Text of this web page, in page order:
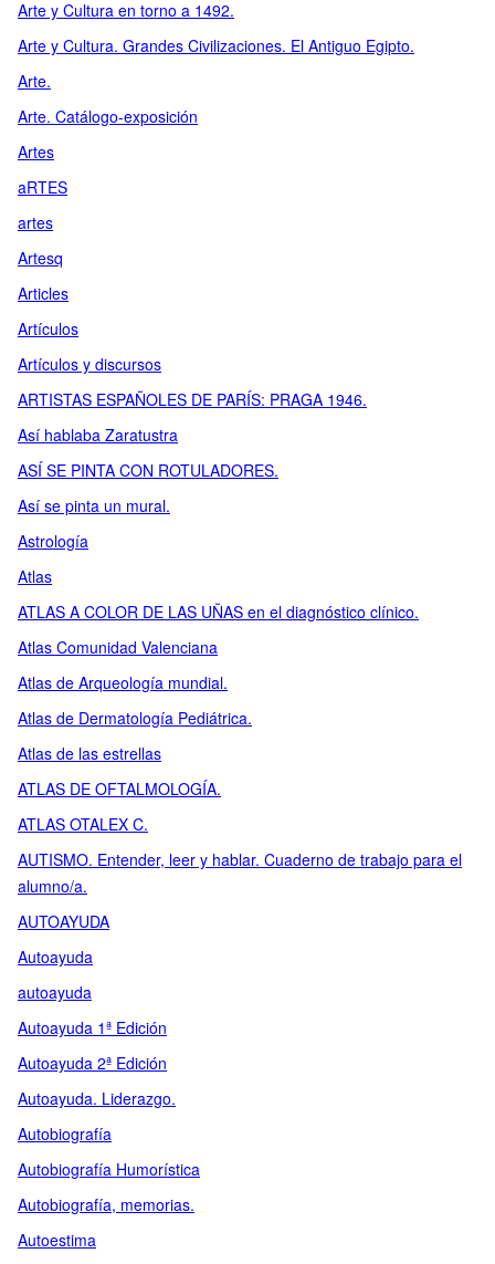
Arte y Cultura en torno a 1492.
Arte y Cultura. Grandes Civilizaciones. El Antiguo Egipto.
Arte.
Arte. Catálogo-exposición
Artes
aRTES
artes
Artesq
Articles
Artículos
Artículos y discursos
ARTISTAS ESPAÑOLES DE PARÍS: PRAGA 1946.
Así hablaba Zaratustra
ASÍ SE PINTA CON ROTULADORES.
Así se pinta un mural.
Astrología
Atlas
ATLAS A COLOR DE LAS UÑAS en el diagnóstico clínico.
Atlas Comunidad Valenciana
Atlas de Arqueología mundial.
Atlas de Dermatología Pediátrica.
Atlas de las estrellas
ATLAS DE OFTALMOLOGÍA.
ATLAS OTALEX C.
AUTISMO. Entender, leer y hablar. Cuaderno de trabajo para el
alumno/a.
AUTOAYUDA
Autoayuda
autoayuda
Autoayuda 1ª Edición
Autoayuda 2ª Edición
Autoayuda. Liderazgo.
Autobiografía
Autobiografía Humorística
Autobiografía, memorias.
Autoestima